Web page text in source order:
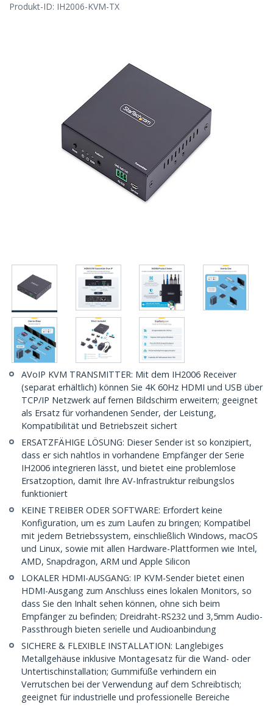
Produkt-ID: IH2006-KVM-TX
AVoIP KVM TRANSMITTER: Mit dem IH2006 Receiver
(separat erhältlich) können Sie 4K 60Hz HDMI und USB über
TCP/IP Netzwerk auf fernen Bildschirm erweitern; geeignet
als Ersatz für vorhandenen Sender, der Leistung,
Kompatibilität und Betriebszeit sichert
ERSATZFÄHIGE LÖSUNG: Dieser Sender ist so konzipiert,
dass er sich nahtlos in vorhandene Empfänger der Serie
IH2006 integrieren lässt, und bietet eine problemlose
Ersatzoption, damit Ihre AV-Infrastruktur reibungslos
funktioniert
KEINE TREIBER ODER SOFTWARE: Erfordert keine
Konfiguration, um es zum Laufen zu bringen; Kompatibel
mit jedem Betriebssystem, einschließlich Windows, macOS
und Linux, sowie mit allen Hardware-Plattformen wie Intel,
AMD, Snapdragon, ARM und Apple Silicon
LOKALER HDMI-AUSGANG: IP KVM-Sender bietet einen
HDMI-Ausgang zum Anschluss eines lokalen Monitors, so
dass Sie den Inhalt sehen können, ohne sich beim
Empfänger zu befinden; Dreidraht-RS232 und 3,5mm Audio-
Passthrough bieten serielle und Audioanbindung
SICHERE & FLEXIBLE INSTALLATION: Langlebiges
Metallgehäuse inklusive Montagesatz für die Wand- oder
Untertischinstallation; Gummifüße verhindern ein
Verrutschen bei der Verwendung auf dem Schreibtisch;
geeignet für industrielle und professionelle Bereiche